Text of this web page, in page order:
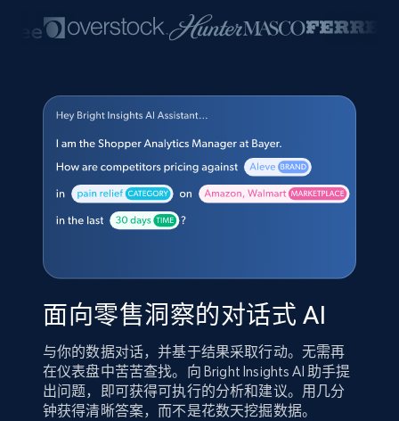
面向零售洞察的对话式 AI
与你的数据对话，并基于结果采取行动。无需再
在仪表盘中苦苦查找。向 Bright Insights AI 助手提
出问题，即可获得可执行的分析和建议。用几分
钟获得清晰答案，而不是花数天挖掘数据。